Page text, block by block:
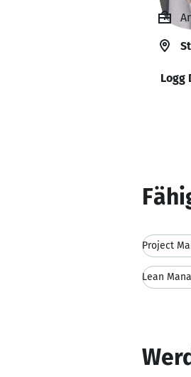
Logg
Project
Lean